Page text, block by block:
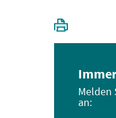
Melden
an: